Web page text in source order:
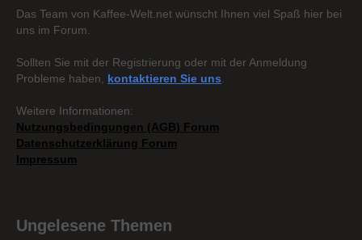
Das Team von Kaffee-Welt.net wünscht Ihnen viel Spaß hier bei
uns im Forum.
Sollten Sie mit der Registrierung oder mit der Anmeldung
Probleme haben, kontaktieren Sie uns
Weitere Informationen:
Nutzungsbedingungen (AGB) Forum
Datenschutzerklärung Forum
Impressum
Ungelesene Themen